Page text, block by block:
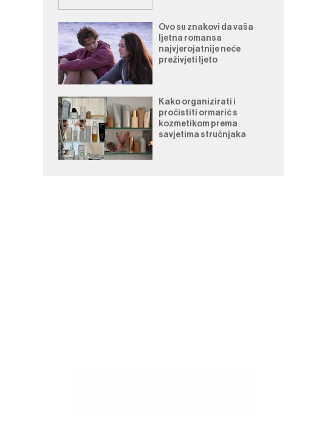
Ovo su znakovi da vaša
ljetna romansa
najvjerojatnije neće
preživjeti ljeto
Kako organizirati i
pročistiti ormarić s
kozmetikom prema
savjetima stručnjaka